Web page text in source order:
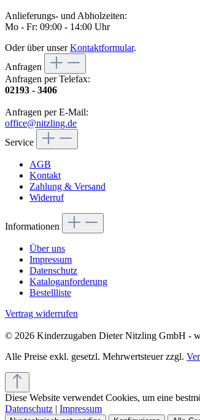
Anlieferungs- und Abholzeiten:
Mo - Fr: 09:00 - 14:00 Uhr
Oder über unserKontaktformular.
Anfragen
Anfragen per Telefax:
02193 - 3406
Anfragen per E-Mail:
office@nitzling.de
Service
AGB
Kontakt
Zahlung & Versand
Widerruf
Informationen
Über uns
Impressum
Datenschutz
Kataloganforderung
Bestellliste
Vertrag widerrufen
© 2026 Kinderzugaben Dieter Nitzling GmbH -
Alle Preise exkl. gesetzl. Mehrwertsteuer zzgl.
Diese Website verwendet Cookies, um eine
Datenschutz | Impressum